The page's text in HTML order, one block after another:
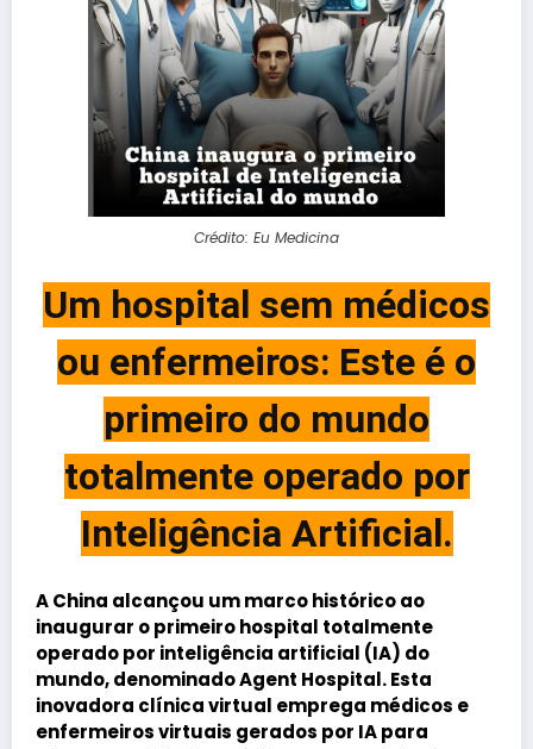
Crédito: Eu Medicina
Um hospital sem médicos
ou enfermeiros: Este é o
primeiro do mundo
totalmente operado por
Inteligência Artificial.
A China alcançou um marco histórico ao
inaugurar o primeiro hospital totalmente
operado por inteligência artificial (IA) do
mundo, denominado Agent Hospital. Esta
inovadora clínica virtual emprega médicos e
enfermeiros virtuais gerados por IA para